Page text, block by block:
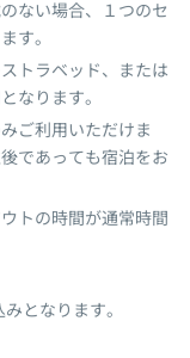
ない場合、１つのセ
す。
トラベッド、または
なります。
ご利用いただけま
であっても宿泊をお
トの時間が通常時間
となります。